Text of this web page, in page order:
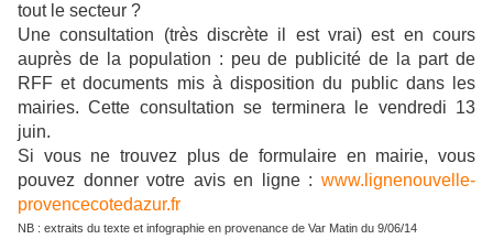
tout le secteur ?
Une consultation (très discrète il est vrai) est en cours
auprès de la population : peu de publicité de la part de
RFF et documents mis à disposition du public dans les
mairies. Cette consultation se terminera le vendredi 13
juin.
Si vous ne trouvez plus de formulaire en mairie, vous
pouvez donner votre avis en ligne : www.lignenouvelle-
provencecotedazur.fr
NB : extraits du texte et infographie en provenance de Var Matin du 9/06/14